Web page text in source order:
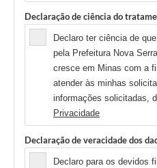
Declaração de ciência do
Declaro ter ciência de
pela Prefeitura Nova
cresce em Minas com a
atender às minhas
informações solicitadas,
Privacidade
Declaração de veracidade dos
Declaro para os devidos